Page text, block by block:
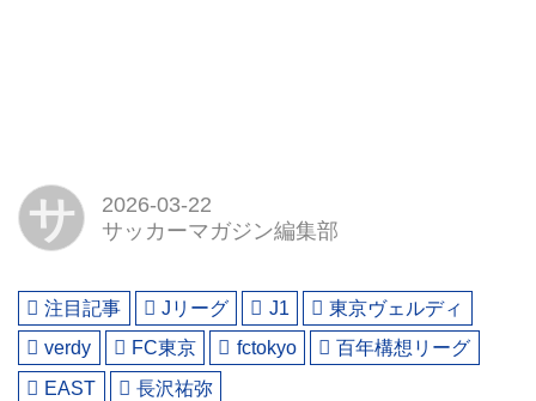
サ
2026-03-22
サッカーマガジン編集部
注目記事 Jリーグ J1
東京ヴェルディ
verdy
FC東京 fctokyo
百年構想リーグ
EAST
長沢祐弥